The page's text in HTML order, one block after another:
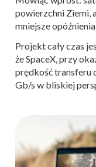
powierzchni Ziemi,
mniejsze
Projekt cały czas
że SpaceX, przy
prędkość transferu
Gb/s w bliskiej